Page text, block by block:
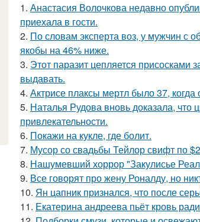
1. Анастасия Волочкова недавно
приехала в гости.
2. По словам эксперта воз, у мужчин с
якобы на 46% ниже.
3. Этот паразит цепляется присосками
выдавать.
4. Актрисе плаксы мертл было 37,
5. Наталья Рудова вновь доказала,
привлекательности.
6. Покажи на кукле, где болит.
7. Мусор со свадьбы Тейлор свифт по
8. Нашумевший хоррор "Закулисье
9. Все говорят про жену Роналду, но
10. Ян цапник признался, что после
11. Екатерина андреева пьёт кровь